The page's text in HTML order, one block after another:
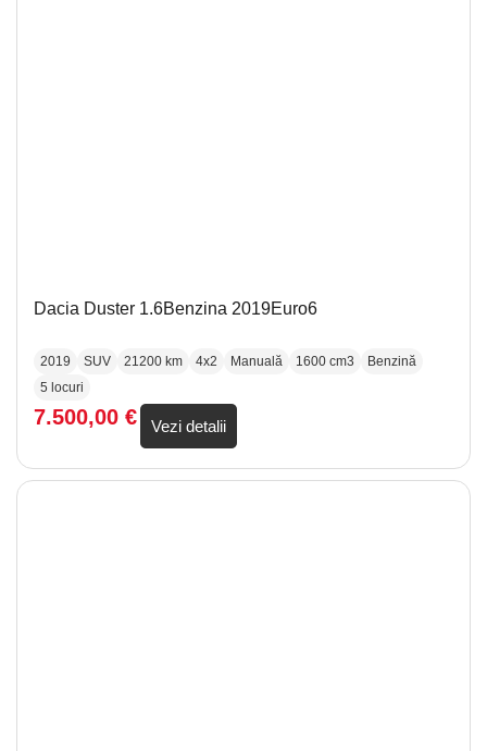
Dacia Duster 1.6Benzina 2019Euro6
2019 SUV 21200 km 4x2 Manuală 1600 cm3
Benzină
5 locuri
7.500,00 € Vezi detalii